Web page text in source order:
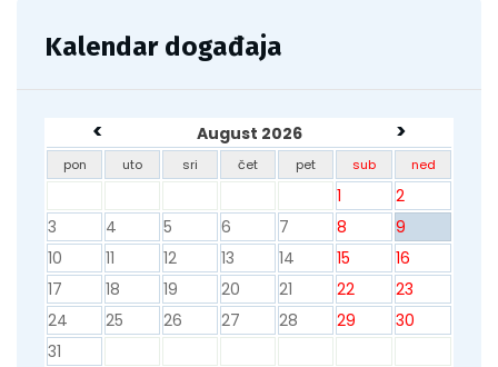
Kalendar događaja
< August 2026 >
pon uto sri čet pet sub ned
1
2
3
4 5 6 7 8
9
10
11 12 13 14 15
16
17
18 19 20 21 22
23
24
25 26 27 28 29
30
31